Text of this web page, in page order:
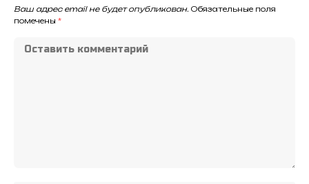
Ваш адрес email не будет опубликован. Обязательные поля
помечены *